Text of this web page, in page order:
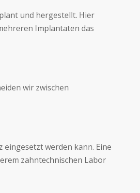
und hergestellt. Hier
Implantaten das
wir zwischen
werden kann. Eine
zahntechnischen Labor